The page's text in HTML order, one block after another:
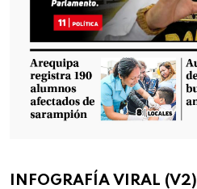
INFOGRAFÍA VIRAL (V2)